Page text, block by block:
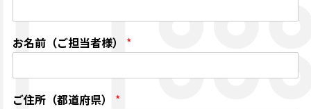
お名前（ご担当者様） *
ご住所（都道府県） *